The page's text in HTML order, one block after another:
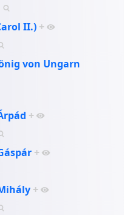
II.) +
von Ungarn
+
+
+